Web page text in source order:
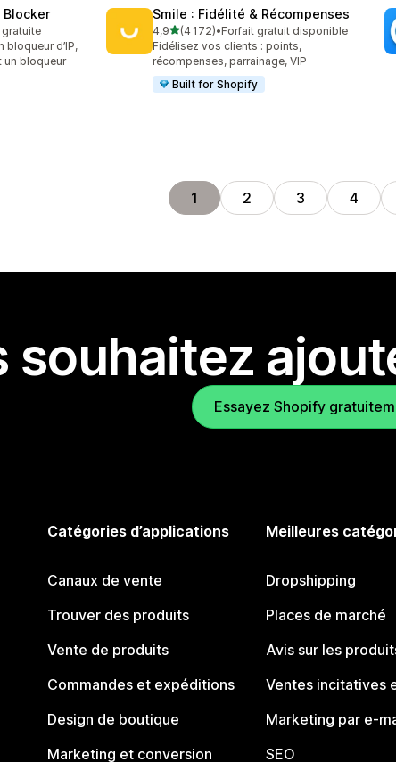
Blocker
bloqueur d’IP,
un bloqueur
Smile : Fidélité & Récompenses
4,9étoile(s) sur 5
(4 172)
4172 avis au total
•Forfait gratuit disponible
Fidélisez vos clients : points,
récompenses, parrainage, VIP
Built for Shopify
1 2 3 4
souhaitez
Essayez Shopify
Catégories d’applications
Canaux de vente
Trouver des produits
Vente de produits
Commandes et expéditions
Design de boutique
Marketing et conversion
Meilleures
Dropshipping
Places de marché
Avis sur les
Ventes incitatives
Marketing par e-
SEO